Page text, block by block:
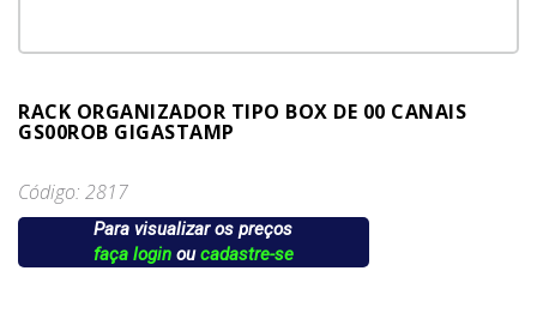
RACK ORGANIZADOR TIPO BOX DE 00 CANAIS
GS00ROB GIGASTAMP
Código: 2817
Para visualizar os preços
faça loginoucadastre-se